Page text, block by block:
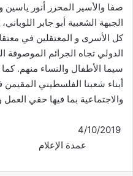
صفا والأسير المحرر أنور
الجبهة الشعبية أبو جابر
كل الأسرى و المعتقلين في
الدولي تجاه الجرائم الموصوفة
سيما الأطفال والنساء منهم.
أبناء شعبنا الفلسطيني
والاجتماعية بما فيها حقي العمل
عمدة الإعلام